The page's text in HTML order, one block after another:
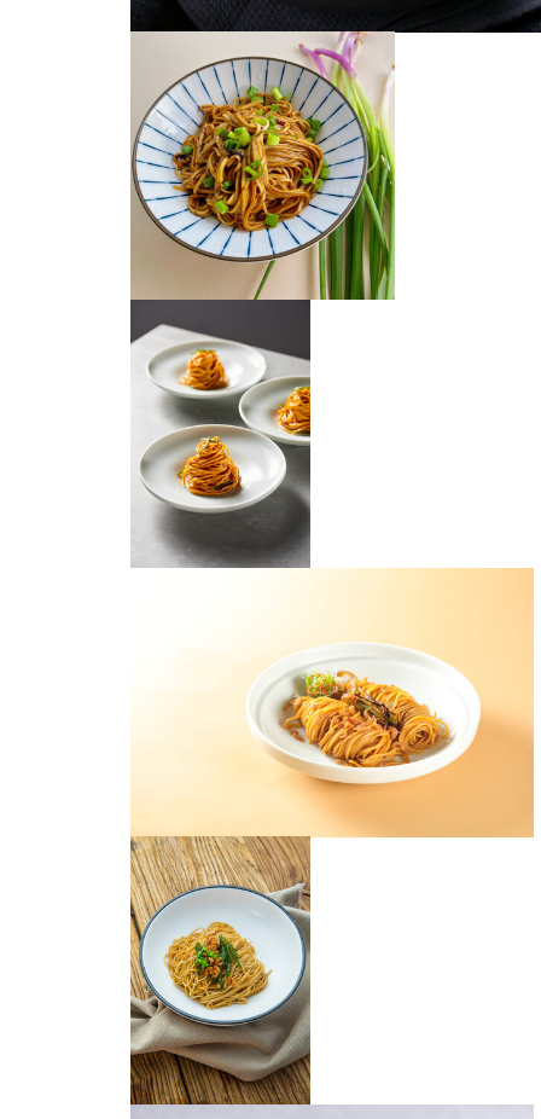
葱油拌面
葱油拌面
葱油拌面
葱油拌面